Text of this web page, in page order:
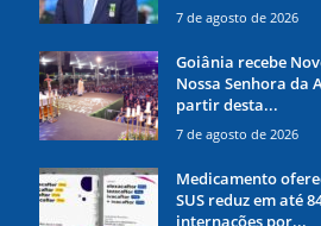
7 de agosto de 2026
Goiânia recebe
Nossa Senhora da
partir desta...
7 de agosto de 2026
Medicamento
SUS reduz em até
internações por...